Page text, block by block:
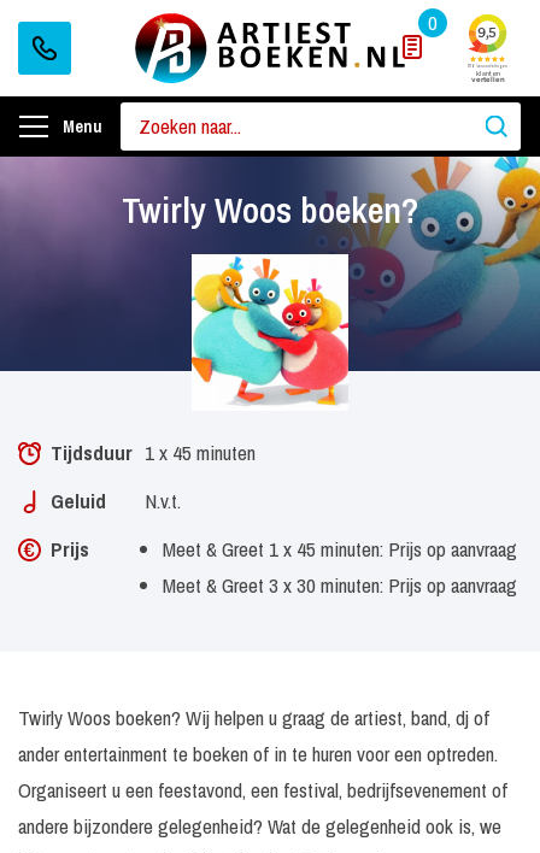
0
Menu
Twirly Woos boeken?
Tijdsduur 1 x 45 minuten
Geluid
N.v.t.
Prijs
Meet & Greet 1 x 45 minuten: Prijs op aanvraag
Meet & Greet 3 x 30 minuten: Prijs op aanvraag
Twirly Woos boeken? Wij helpen u graag de artiest, band, dj of
ander entertainment te boeken of in te huren voor een optreden.
Organiseert u een feestavond, een festival, bedrijfsevenement of
andere bijzondere gelegenheid? Wat de gelegenheid ook is, we